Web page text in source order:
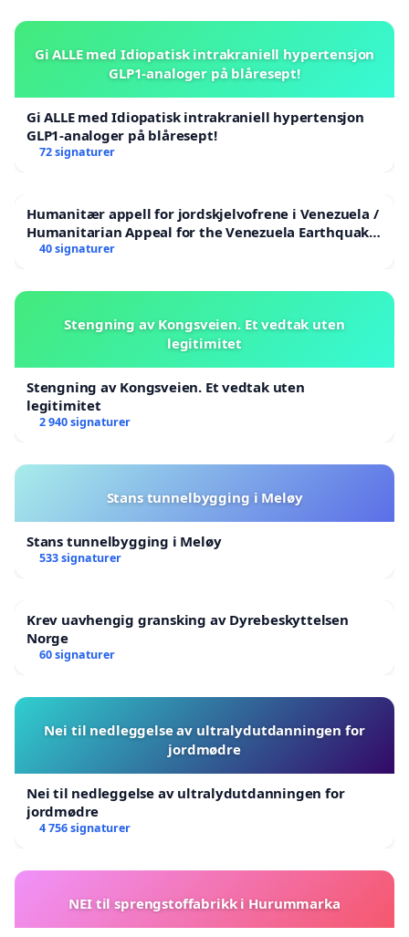
Gi ALLE med Idiopatisk intrakraniell hypertensjon
GLP1-analoger på blåresept!
Gi ALLE med Idiopatisk intrakraniell hypertensjon
GLP1-analoger på blåresept!
72 signaturer
Humanitær appell for jordskjelvofrene i Venezuela /
Humanitarian Appeal for the Venezuela Earthquake
Victims
40 signaturer
Stengning av Kongsveien. Et vedtak uten
legitimitet
Stengning av Kongsveien. Et vedtak uten
legitimitet
2 940 signaturer
Stans tunnelbygging i Meløy
Stans tunnelbygging i Meløy
533 signaturer
Krev uavhengig gransking av Dyrebeskyttelsen
Norge
60 signaturer
Nei til nedleggelse av ultralydutdanningen for
jordmødre
Nei til nedleggelse av ultralydutdanningen for
jordmødre
4 756 signaturer
NEI til sprengstoffabrikk i Hurummarka